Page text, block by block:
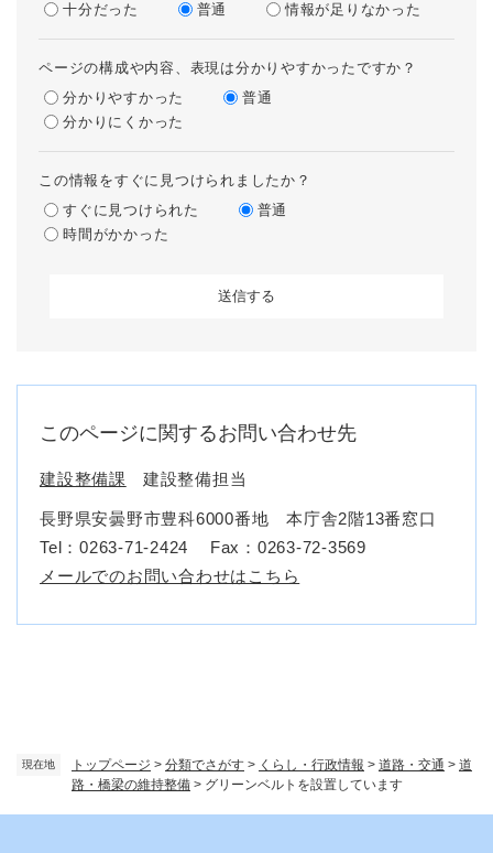
現在地 トップページ > 分類でさがす > くらし・行政情報 > 道路・交通 > 道
路・橋梁の維持整備 > グリーンベルトを設置しています
十分だった
普通 情報が足りなかった
ページの構成や内容、表現は分かりやすかったですか？
分かりやすかった
普通
分かりにくかった
この情報をすぐに見つけられましたか？
すぐに見つけられた
普通
時間がかかった
このページに関するお問い合わせ先
建設整備課 建設整備担当
長野県安曇野市豊科6000番地 本庁舎2階13番窓口
Tel：0263-71-2424
Fax：0263-72-3569
メールでのお問い合わせはこちら